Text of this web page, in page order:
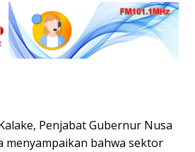
Penjabat Gubernur Nusa
menyampaikan bahwa sektor